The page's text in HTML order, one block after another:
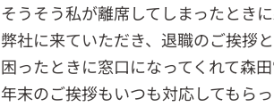
そうそう私が離席してしまったとき
弊社に来ていただき、退職のご挨拶と
困ったときに窓口になってくれて森
年末のご挨拶もいつも対応してもら